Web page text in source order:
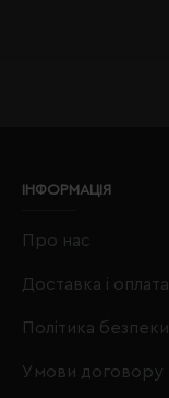
ІНФОРМАЦІЯ
Про нас
Доставка і оплата
Політика безпеки
Умови договору